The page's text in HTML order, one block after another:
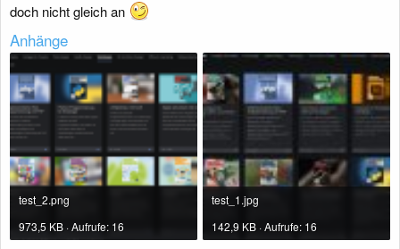
doch nicht gleich an
Anhänge
test_2.png
973,5 KB · Aufrufe: 16
test_1.jpg
142,9 KB · Aufrufe: 16